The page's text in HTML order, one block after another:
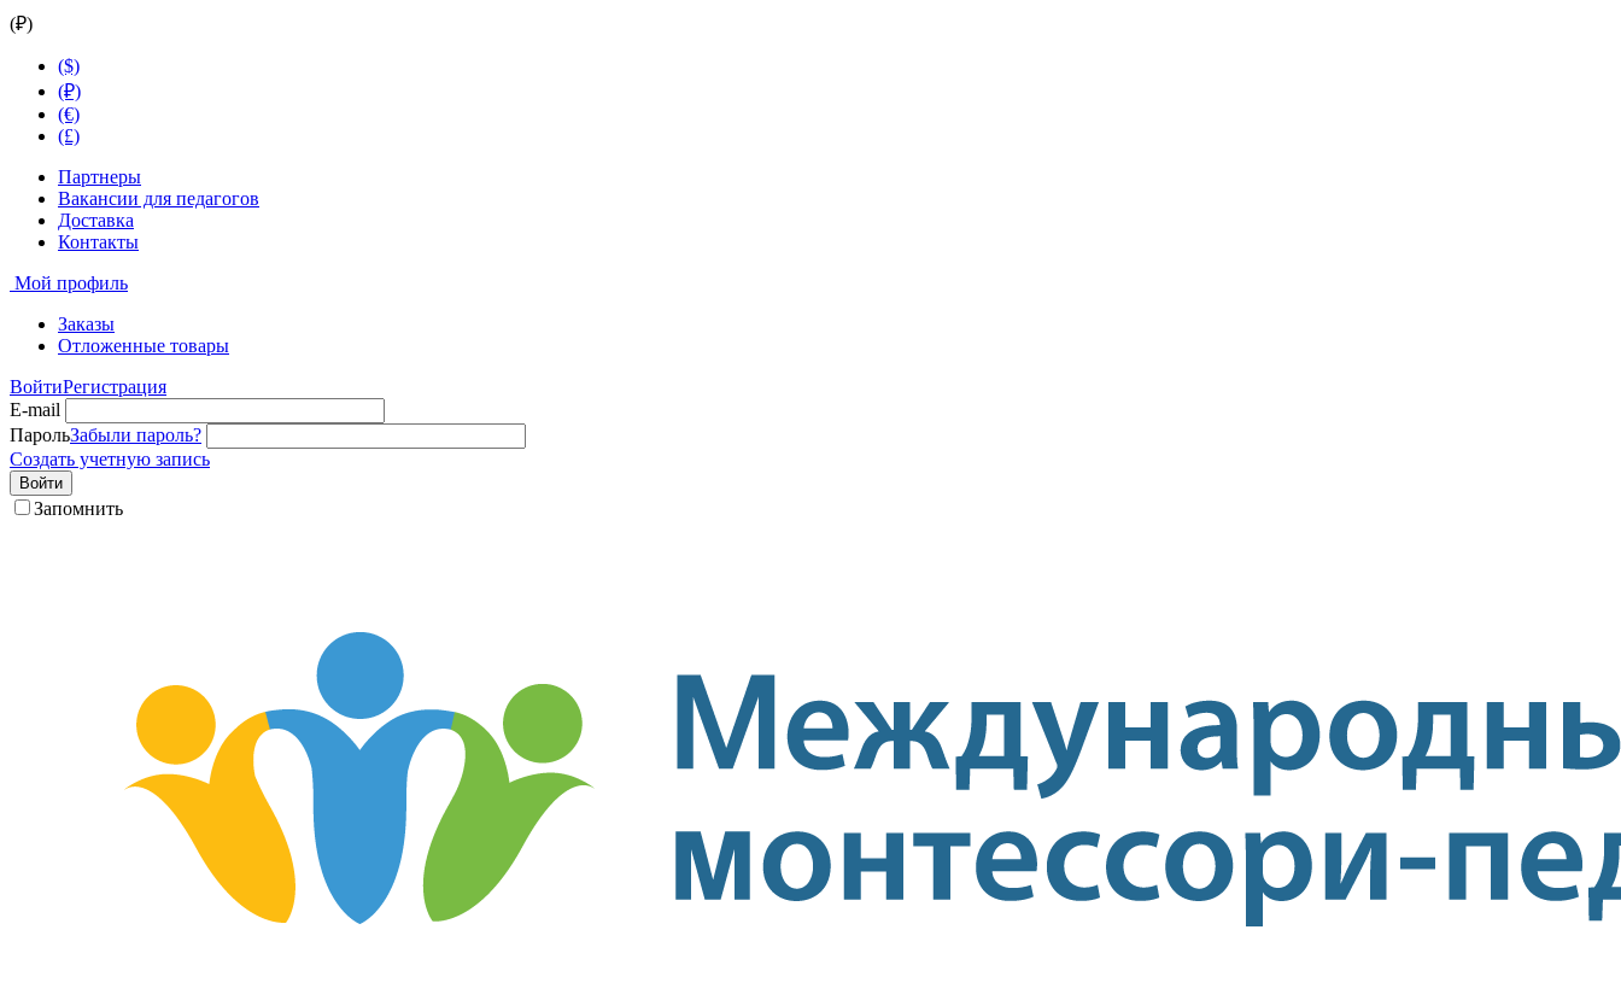
(₽)
($)
(₽)
(€)
(£)
Партнеры
Вакансии для педагогов
Доставка
Контакты
Мой профиль
Заказы
Отложенные товары
ВойтиРегистрация
E-mail
ПарольЗабыли пароль?
Создать учетную запись
Войти
Запомнить